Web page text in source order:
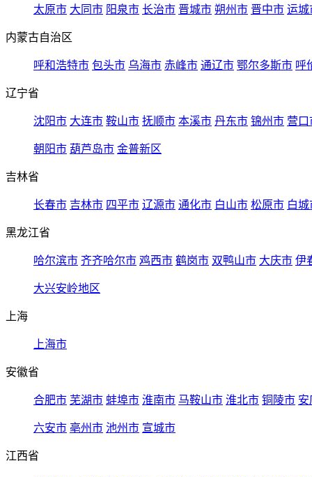
太原市 大同市 阳泉市 长治市 晋城市 朔州市 晋中市 运城
内蒙古自治区
呼和浩特市 包头市 乌海市 赤峰市 通辽市 鄂尔多斯市 呼
辽宁省
沈阳市 大连市 鞍山市 抚顺市 本溪市 丹东市 锦州市 营口
朝阳市 葫芦岛市 金普新区
吉林省
长春市 吉林市 四平市 辽源市 通化市 白山市 松原市 白城
黑龙江省
哈尔滨市 齐齐哈尔市 鸡西市 鹤岗市 双鸭山市 大庆市 伊
大兴安岭地区
上海
上海市
安徽省
合肥市 芜湖市 蚌埠市 淮南市 马鞍山市 淮北市 铜陵市 安
六安市 亳州市 池州市 宣城市
江西省